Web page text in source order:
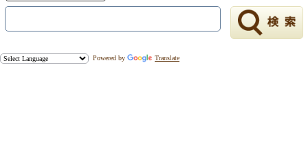
Powered by Translate